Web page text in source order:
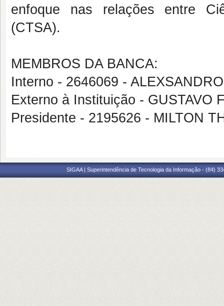
enfoque nas relações entre
(CTSA).
MEMBROS DA BANCA:
Interno - 2646069 -
Externo à Instituição - GUSTAVO
Presidente - 2195626 - MILTON
SIGAA | Superintendência de Tecnologia da Informação - (84)